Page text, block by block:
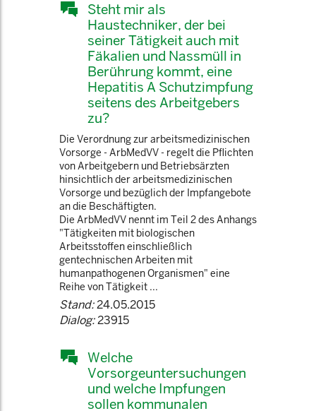
Steht mir als
Haustechniker, der bei
seiner Tätigkeit auch mit
Fäkalien und Nassmüll in
Berührung kommt, eine
Hepatitis A Schutzimpfung
seitens des Arbeitgebers
zu?
Die Verordnung zur arbeitsmedizinischen
Vorsorge - ArbMedVV - regelt die Pflichten
von Arbeitgebern und Betriebsärzten
hinsichtlich der arbeitsmedizinischen
Vorsorge und bezüglich der Impfangebote
an die Beschäftigten.
Die ArbMedVV nennt im Teil 2 des Anhangs
"Tätigkeiten mit biologischen
Arbeitsstoffen einschließlich
gentechnischen Arbeiten mit
humanpathogenen Organismen" eine
Reihe von Tätigkeit ...
Stand:24.05.2015
Dialog:23915
Welche
Vorsorgeuntersuchungen
und welche Impfungen
sollen kommunalen